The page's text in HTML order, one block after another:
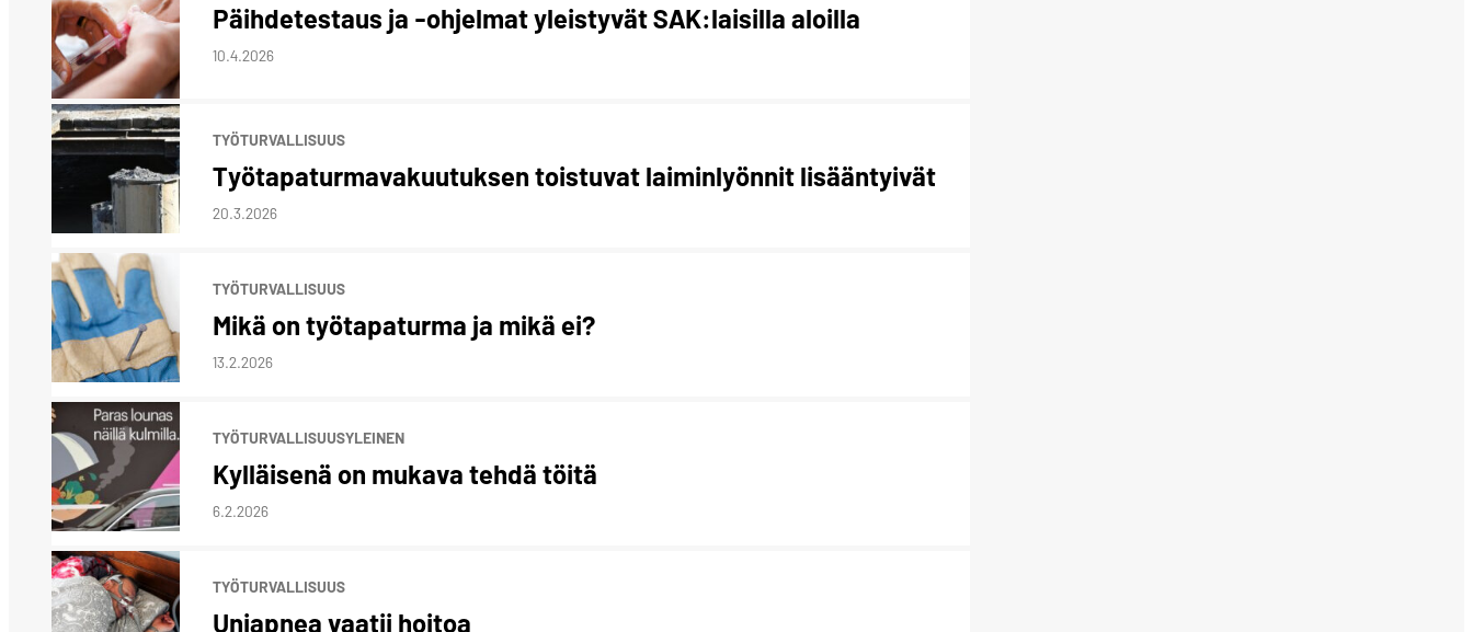
Päihdetestaus ja -ohjelmat yleistyvät SAK:laisilla aloilla
10.4.2026
TYÖTURVALLISUUS
Työtapaturmavakuutuksen toistuvat laiminlyönnit lisääntyivät
20.3.2026
TYÖTURVALLISUUS
Mikä on työtapaturma ja mikä ei?
13.2.2026
TYÖTURVALLISUUSYLEINEN
Kylläisenä on mukava tehdä töitä
6.2.2026
TYÖTURVALLISUUS
Uniapnea vaatii hoitoa